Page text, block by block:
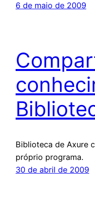
6 de maio de 2009
Biblioteca de Axure
próprio programa.
30 de abril de 2009